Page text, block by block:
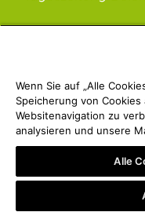
PREISINFO:* Alle
Athesia Gruppe | ©
Wenn Sie auf „Alle
Speicherung von
Websitenavigation zu
analysieren und unsere
Alle